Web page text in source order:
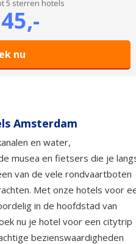
5 sterren hotels
nu
Amsterdam
en water,
musea en fietsers die je
van de vele rondvaartboten
Met onze hotels voor
in de hoofdstad van
nu je hotel voor een citytrip
bezienswaardigheden